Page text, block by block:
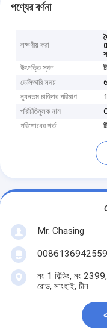
পণ্যের বর্ণনা
লক্ষণীয় করা
উৎপত্তি স্থল
ডেলিভারি সময়
ন্যূনতম চাহিদার পরিমাণ
পরিচিতিমুলক নাম
পরিশোধের শর্ত
Mr. Chasing
নং 1 বিল্ডিং, নং
রোড, সাংহাই, চীন